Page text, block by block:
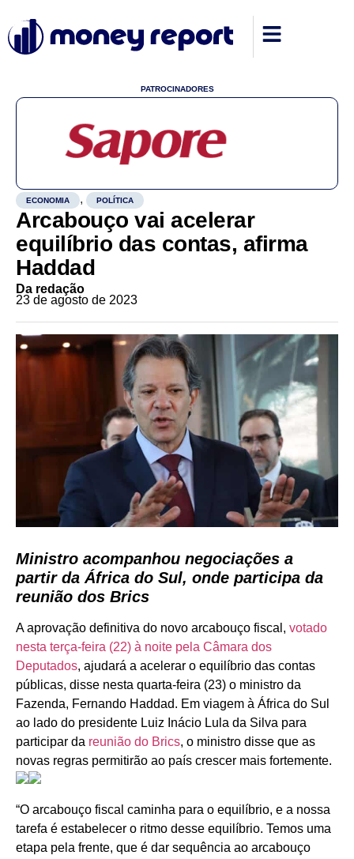
PATROCINADORES
ECONOMIA , POLÍTICA
Arcabouço vai acelerar
equilíbrio das contas, afirma
Haddad
Da redação
23 de agosto de 2023
Ministro acompanhou negociações a
partir da África do Sul, onde participa da
reunião dos Brics
A aprovação definitiva do novo arcabouço fiscal, votado
nesta terça-feira (22) à noite pela Câmara dos
Deputados, ajudará a acelerar o equilíbrio das contas
públicas, disse nesta quarta-feira (23) o ministro da
Fazenda, Fernando Haddad. Em viagem à África do Sul
ao lado do presidente Luiz Inácio Lula da Silva para
participar da reunião do Brics, o ministro disse que as
novas regras permitirão ao país crescer mais fortemente.
“O arcabouço fiscal caminha para o equilíbrio, e a nossa
tarefa é estabelecer o ritmo desse equilíbrio. Temos uma
etapa pela frente, que é dar sequência ao arcabouço